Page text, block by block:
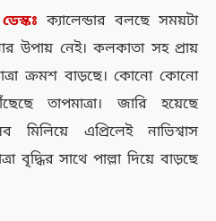
ডেস্কঃ ক্যালেন্ডার বলছে সময়টা
উপায় নেই। কলকাতা সহ প্রায়
ক্রমশ বাড়ছে। কোনো কোনো
তাপমাত্রা। জারি হয়েছে
মিলিয়ে এপ্রিলেই নাভিশ্বাস
বৃদ্ধির সাথে পাল্লা দিয়ে বাড়ছে